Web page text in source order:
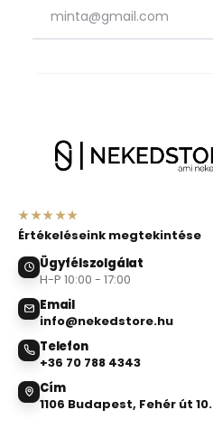
★★★★★
Értékeléseink megtekintése
Ügyfélszolgálat
H-P 10:00 - 17:00
Email
info@nekedstore.hu
Telefon
+36 70 788 4343
Cím
1106 Budapest, Fehér út 10.